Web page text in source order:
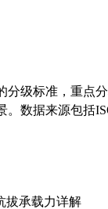
级标准，重点
。数据来源包括
拔承载力详解